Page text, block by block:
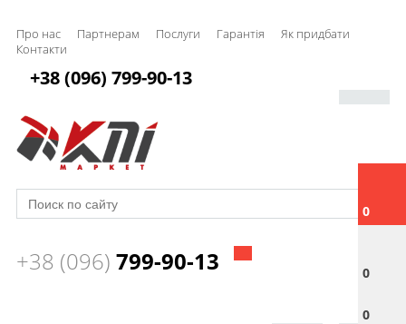
Про нас Партнерам Послуги Гарантія
Як придбати
Контакти
0
0
0
+38 (096) 799-90-13
+38 (096) 799-90-13